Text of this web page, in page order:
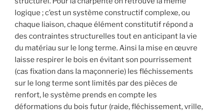
logique ; c’est un système constructif complexe, ou
chaque liaison, chaque élément constitutif répond a
des contraintes structurelles tout en anticipant la vie
du matériau sur le long terme. Ainsi la mise en œuvre
laisse respirer le bois en évitant son pourrissement
(cas fixation dans la maçonnerie) les fléchissements
sur le long terme sont limités par des pièces de
renfort, le système prends en compte les
déformations du bois futur (raide, fléchissement, vrille,